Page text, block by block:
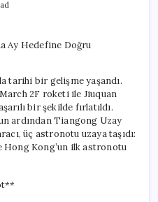
Hedefine
Doğru
Adım
Attı
için
tarihi bir gelişme yaşandı.
2F roketi ile Jiuquan
bir şekilde fırlatıldı.
ardından Tiangong Uzay
üç astronotu uzaya taşıdı:
Hong Kong’un ilk astronotu